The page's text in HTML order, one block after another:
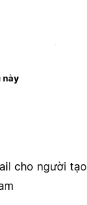
này
cho người tạo